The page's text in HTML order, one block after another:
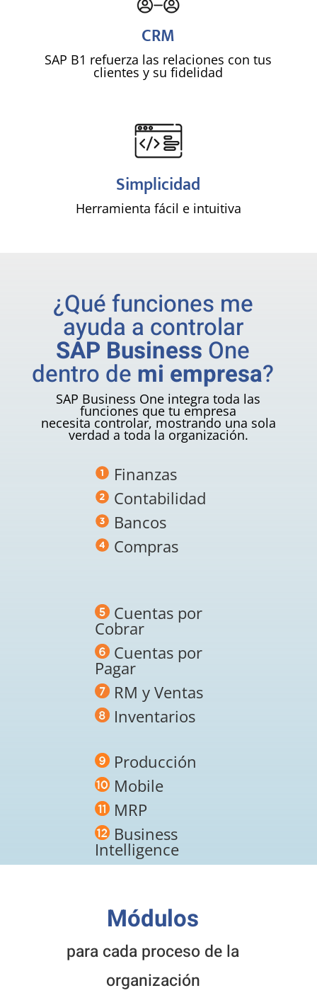
CRM
SAP B1 refuerza las relaciones con tus
clientes y su fidelidad
!
Simplicidad
Herramienta fácil e intuitiva
¿Qué funciones me
ayuda a controlar
SAP Business One
dentro de mi empresa?
SAP Business One integra toda las
funciones que tu empresa
necesita controlar, mostrando una sola
verdad a toda la organización.
Finanzas
Contabilidad
Bancos
Compras
Cuentas por
Cobrar
Cuentas por
Pagar
RM y Ventas
Inventarios
Producción
Mobile
MRP
Business
Intelligence
Módulos
para cada proceso de la
organización